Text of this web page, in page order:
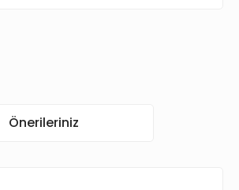
Önerileriniz